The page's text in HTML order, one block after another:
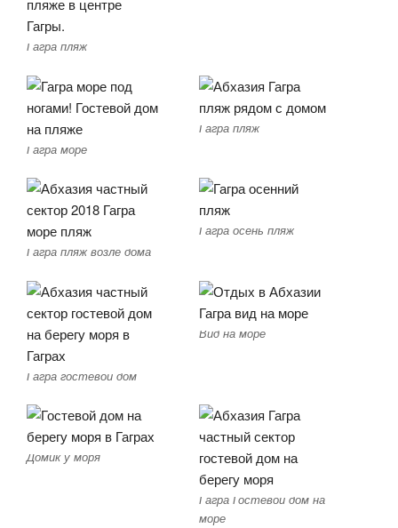
Гагра пляж
Гагра море
Гагра пляж
Гагра пляж возле дома
Гагра осень пляж
Гагра гостевой дом
Вид на море
Домик у моря
Гагра Гостевой дом на
море